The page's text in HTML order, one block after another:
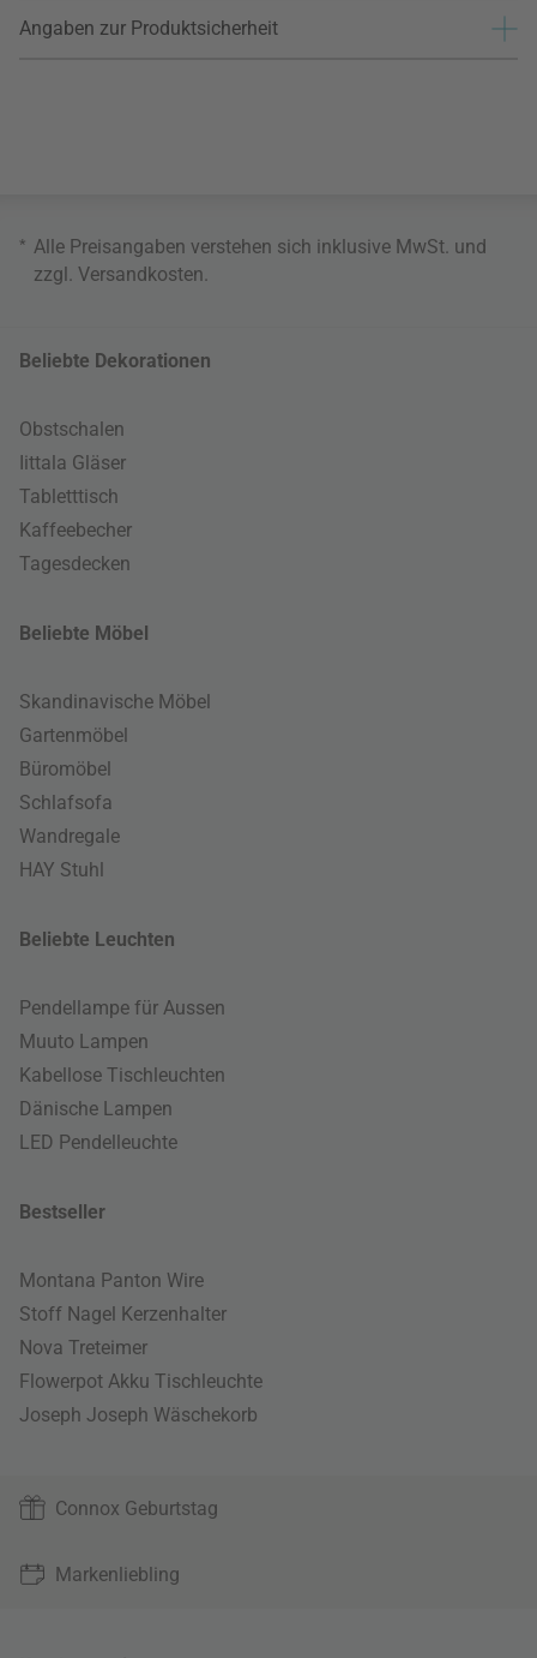
Angaben zur Produktsicherheit
* Alle Preisangaben verstehen sich inklusive MwSt. und
zzgl. Versandkosten
Beliebte Dekorationen
Obstschalen
Iittala Gläser
Tabletttisch
Kaffeebecher
Tagesdecken
Beliebte Möbel
Skandinavische Möbel
Gartenmöbel
Büromöbel
Schlafsofa
Wandregale
HAY Stuhl
Beliebte Leuchten
Pendellampe für Aussen
Muuto Lampen
Kabellose Tischleuchten
Dänische Lampen
LED Pendelleuchte
Bestseller
Montana Panton Wire
Stoff Nagel Kerzenhalter
Nova Treteimer
Flowerpot Akku Tischleuchte
Joseph Joseph Wäschekorb
Connox Geburtstag
Markenliebling